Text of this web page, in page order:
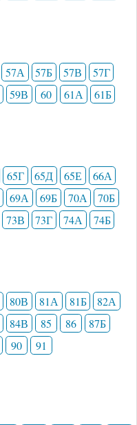
57А 57Б 57В
57Г
59В 60 61А
61Б
65Г 65Д 65Е
66А
69А 69Б 70А
70Б
73В 73Г 74А
74Б
80В 81А 81Б
82А
84В 85 86
87Б
90 91